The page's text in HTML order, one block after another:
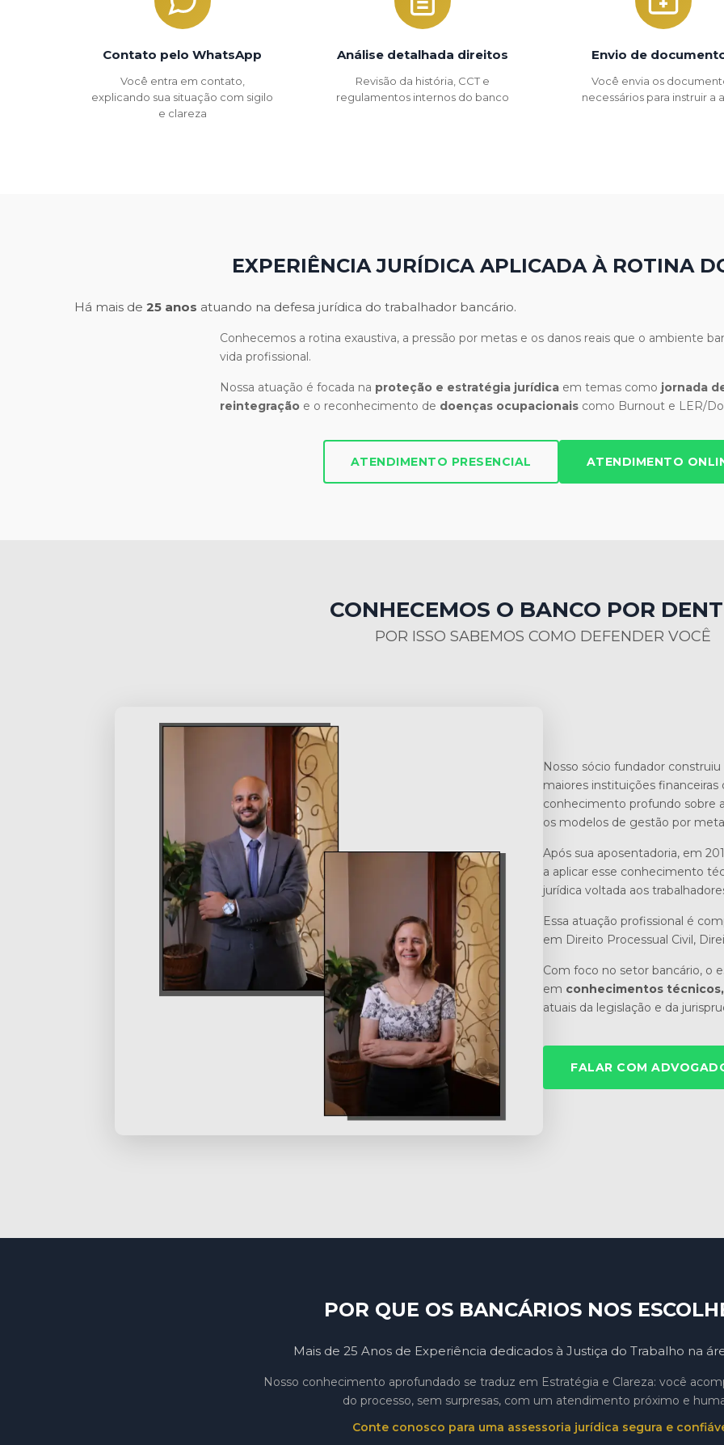
Contato pelo WhatsApp
Você entra em contato,
explicando sua situação com sigilo
e clareza
Análise detalhada direitos
Revisão da história, CCT e
regulamentos internos do banco
Envio de
Você envia os
necessários para instruir a
EXPERIÊNCIA JURÍDICA APLICADA À ROTINA
Há mais de 25 anos atuando na defesa jurídica do trabalhador bancário.
Conhecemos a rotina exaustiva, a pressão por metas e os danos reais que o ambiente
vida profissional.
Nossa atuação é focada na proteção e estratégia jurídica em temas como jornada
reintegração e o reconhecimento de doenças ocupacionais como Burnout e LER/
ATENDIMENTO PRESENCIAL ATENDIMENTO
CONHECEMOS O BANCO POR
POR ISSO SABEMOS COMO DEFENDER VOCÊ
Nosso sócio fundador
maiores instituições financeiras
conhecimento profundo sobre
os modelos de gestão por
Após sua aposentadoria, em
a aplicar esse conhecimento
jurídica voltada aos
Essa atuação profissional é
em Direito Processual Civil,
Com foco no setor bancário, o
em conhecimentos
atuais da legislação e da
FALAR COM
POR QUE OS BANCÁRIOS NOS
Mais de 25 Anos de Experiência dedicados à Justiça do Trabalho na
Nosso conhecimento aprofundado se traduz em Estratégia e Clareza: você
do processo, sem surpresas, com um atendimento próximo e
Conte conosco para uma assessoria jurídica segura e